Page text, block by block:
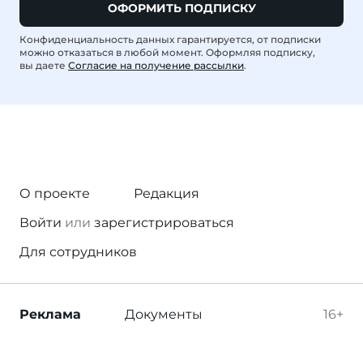
ОФОРМИТЬ ПОДПИСКУ
Конфиденциальность данных гарантируется, от подписки
можно отказаться в любой момент. Оформляя подписку,
вы даете Согласие на получение рассылки.
О проекте
Редакция
Войти или зарегистрироваться
Для сотрудников
16+
Реклама Документы